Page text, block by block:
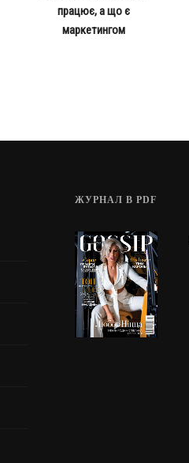
працює, а що є
маркетингом
ЖУРНАЛ В PDF